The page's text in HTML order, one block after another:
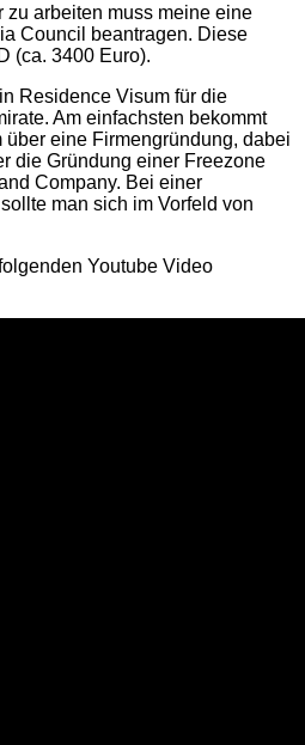
zu arbeiten muss meine eine
Council beantragen. Diese
(ca. 3400 Euro).
Residence Visum für die
Am einfachsten bekommt
eine Firmengründung, dabei
die Gründung einer Freezone
Company. Bei einer
sollte man sich im Vorfeld von
Youtube Video